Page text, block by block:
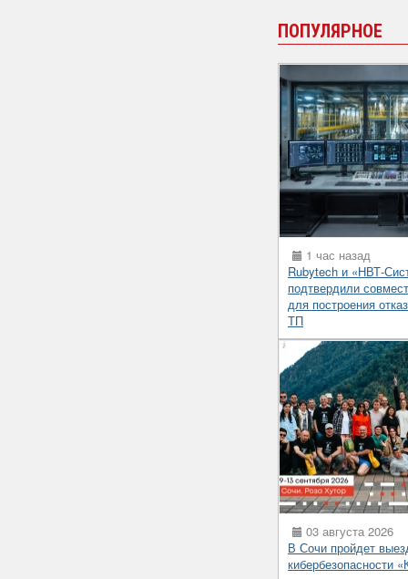
ПОПУЛЯРНОЕ
1 час назад
Rubytech и «НВТ-
подтвердили
для построения
ТП
03 августа 2026
В Сочи пройдет